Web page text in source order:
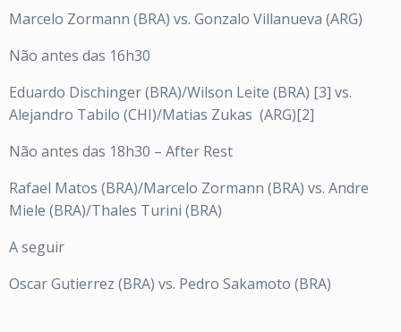
Marcelo Zormann (BRA) vs. Gonzalo Villanueva (ARG)
Não antes das 16h30
Eduardo Dischinger (BRA)/Wilson Leite (BRA) [3] vs.
Alejandro Tabilo (CHI)/Matias Zukas (ARG)[2]
Não antes das 18h30 – After Rest
Rafael Matos (BRA)/Marcelo Zormann (BRA) vs. Andre
Miele (BRA)/Thales Turini (BRA)
A seguir
Oscar Gutierrez (BRA) vs. Pedro Sakamoto (BRA)